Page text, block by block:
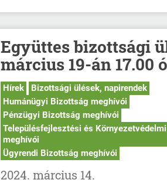
Együttes bizottsági
március 19-án 17.00
Hírek
Bizottsági ülések, napirendek
Humánügyi Bizottság meghívói
Pénzügyi Bizottság meghívói
Településfejlesztési és
meghívói
Ügyrendi Bizottság meghívói
2024. március 14.